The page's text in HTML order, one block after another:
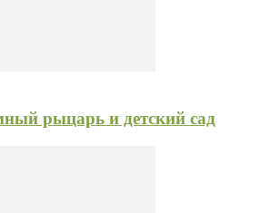
рыцарь и детский сад